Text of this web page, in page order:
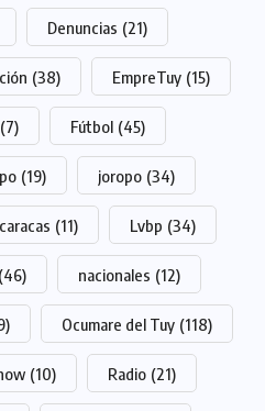
Denuncias (21)
(38) EmpreTuy (15)
(7) Fútbol (45)
(19) joropo (34)
(11) Lvbp (34)
(46) nacionales (12)
Ocumare del Tuy (118)
(10) Radio (21)